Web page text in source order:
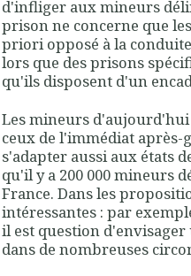
d'infliger aux mineurs
prison ne concerne que
priori opposé à la
lors que des prisons
qu'ils disposent d'un
Les mineurs
ceux de l'immédiat après-
s'adapter aussi aux états
qu'il y a 200 000 mineurs
France. Dans les
intéressantes : par
il est question
dans de nombreuses